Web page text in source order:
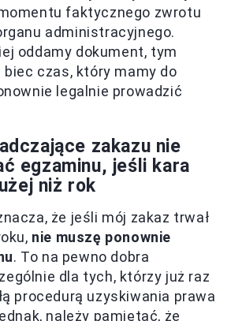
faktycznego zwrotu
administracyjnego.
oddamy dokument, tym
czas, który mamy do
legalnie prowadzić
zakazu nie
egzaminu, jeśli kara
niż rok
że jeśli mój zakaz trwał
nie muszę ponownie
. To na pewno dobra
dla tych, którzy już raz
procedurą uzyskiwania prawa
należy pamiętać, że